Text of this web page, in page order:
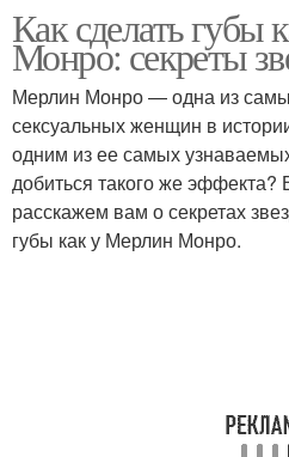
Как сделать губы
Монро: секреты
Мерлин Монро — одна из
сексуальных женщин в
одним из ее самых
добиться такого же эффекта?
расскажем вам о секретах
губы как у Мерлин Монро.